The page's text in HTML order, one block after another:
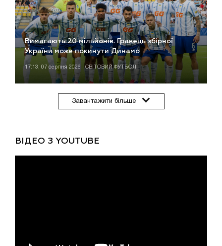
Вимагають 20 мільйонів. Гравець збірної
України може покинути Динамо
17:13, 07 серпня 2026 | СВІТОВИЙ ФУТБОЛ
Завантажити більше
ВІДЕО З YOUTUBE